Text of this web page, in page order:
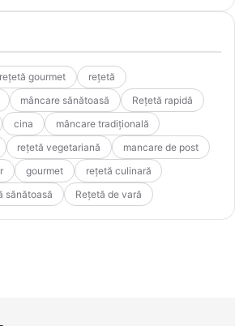
rețetă gourmet
rețetă
mâncare sănătoasă
Rețetă rapidă
cina
mâncare tradițională
rețetă vegetariană
mancare de post
gourmet
rețetă culinară
sănătoasă Rețetă de vară